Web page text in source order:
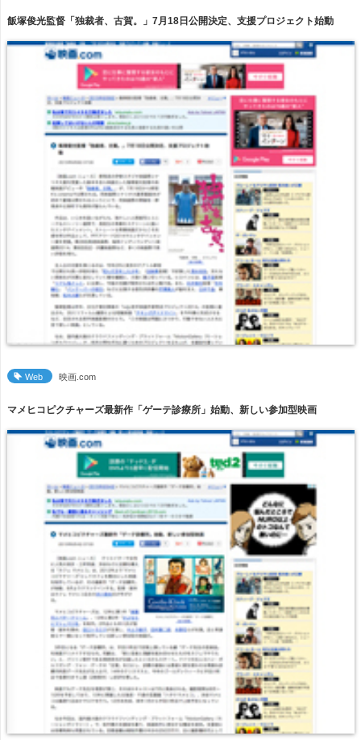
飯塚俊光監督「独裁者、古賀。」7月18日公開決定、支援プロジェクト始動
Web 映画.com
マメヒコピクチャーズ最新作「ゲーテ診療所」始動、新しい参加型映画